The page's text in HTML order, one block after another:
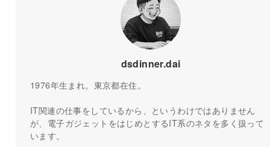
dsdinner.dai
1976年生まれ。東京都在住。
IT関連の仕事をしているから、というわけではありません
が、電子ガジェットをはじめとするIT系のネタを多く扱って
います。